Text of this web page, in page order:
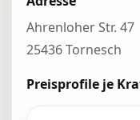
Ahrenloher Str. 47
25436 Tornesch
Preisprofile je